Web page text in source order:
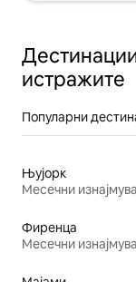
истражите
Популарни
Њујорк
Месечни
Фиренца
Месечни